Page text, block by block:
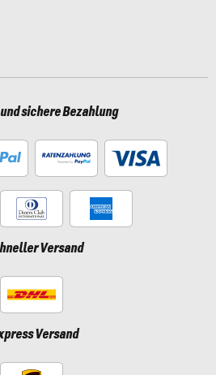
sichere Bezahlung
Versand
Versand